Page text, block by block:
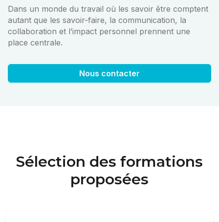
Dans un monde du travail où les savoir être comptent
autant que les savoir-faire, la communication, la
collaboration et l’impact personnel prennent une
place centrale.
Nous contacter
Sélection des formations
proposées